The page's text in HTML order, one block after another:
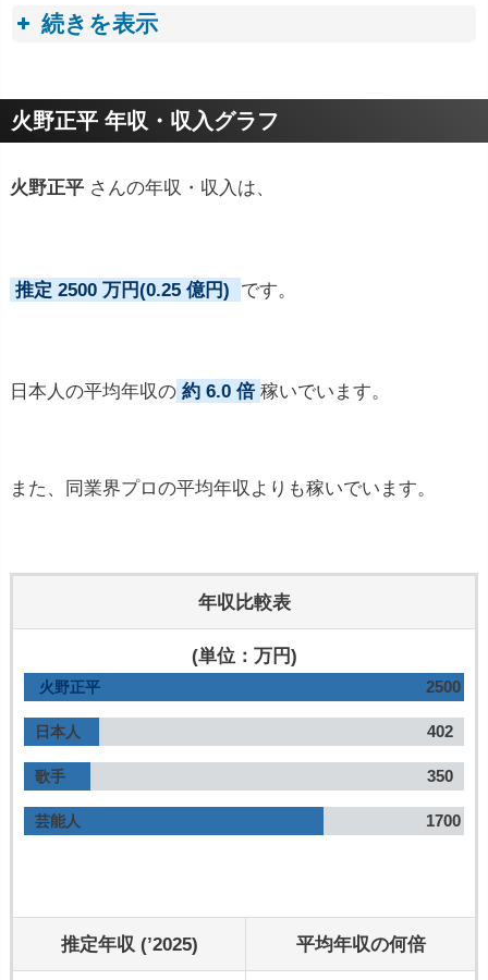
続きを表示
プロフィールトピック
火野正平 年収・収入グラフ
火野正平 さんの年収・収入は、
推定 2500 万円(0.25 億円) です。
日本人の平均年収の 約 6.0 倍 稼いでいます。
また、同業界プロの平均年収よりも稼いでいます。
年収比較表
(単位：万円)
火野正平 2500
日本人 402
歌手 350
芸能人 1700
推定年収 (’2025) 平均年収の何倍